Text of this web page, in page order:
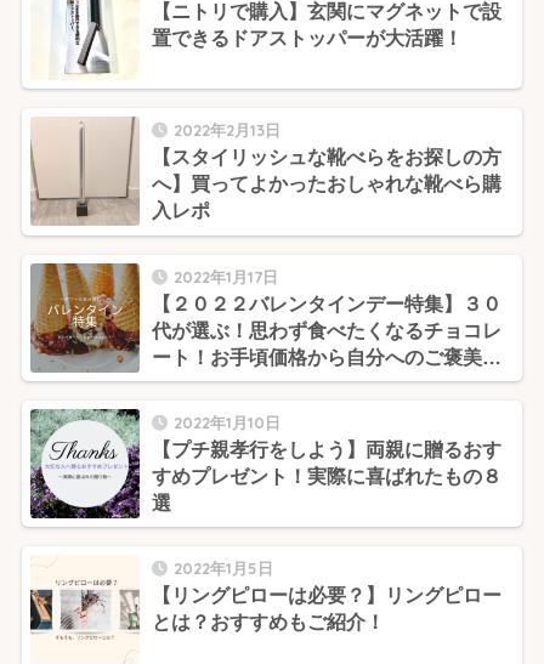
【ニトリで購入】玄関にマグネットで設
置できるドアストッパーが大活躍！
2022年2月13日
【スタイリッシュな靴べらをお探しの方
へ】買ってよかったおしゃれな靴べら購
入レポ
2022年1月17日
【２０２２バレンタインデー特集】３０
代が選ぶ！思わず食べたくなるチョコレ
ート！お手頃価格から自分へのご褒美ま
でご紹介♩
2022年1月10日
【プチ親孝行をしよう】両親に贈るおす
すめプレゼント！実際に喜ばれたもの８
選
2022年1月5日
【リングピローは必要？】リングピロー
とは？おすすめもご紹介！